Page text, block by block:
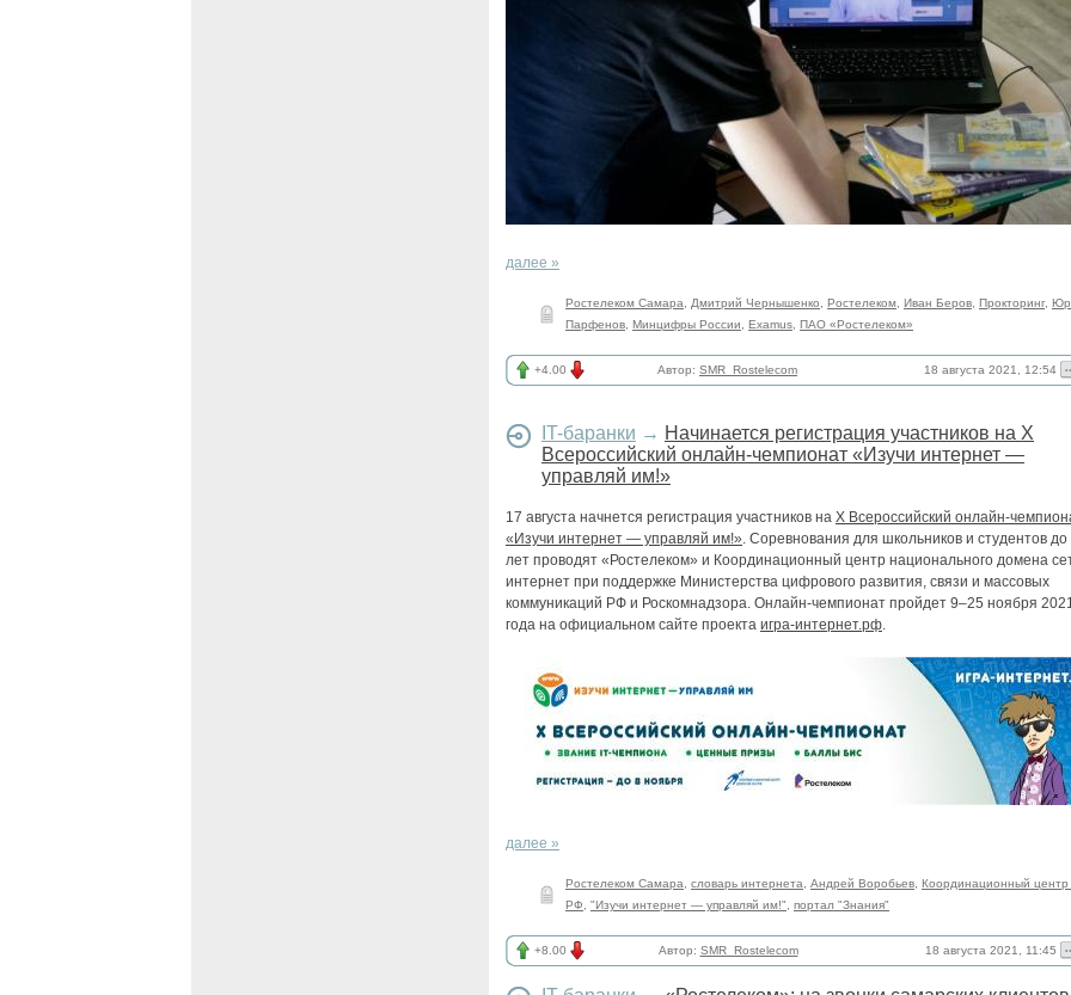
далее »
Ростелеком Самара Дмитрий Чернышенко Ростелеком Иван Беров Прокторинг,
Парфенов Минцифры России Examus ПАО «Ростелеком»
+4.00 Автор: SMR_Rostelecom 18 августа 2021, 12:54
IT-баранки → Начинается регистрация участников на X
Всероссийский онлайн-чемпионат «Изучи интернет —
управляй им!»
17 августа начнется регистрация участников на X Всероссийский онлайн-
«Изучи интернет — управляй им!». Соревнования для школьников и студентов до
лет проводят «Ростелеком» и Координационный центр национального домена
интернет при поддержке Министерства цифрового развития, связи и массовых
коммуникаций РФ и Роскомнадзора. Онлайн-чемпионат пройдет 9–25 ноября
года на официальном сайте проекта игра-интернет.рф.
далее »
Ростелеком Самара словарь интернета Андрей Воробьев Координационный центр
РФ
"Изучи интернет — управляй им!" портал "Знания"
+8.00 Автор: SMR_Rostelecom 18 августа 2021, 11:45